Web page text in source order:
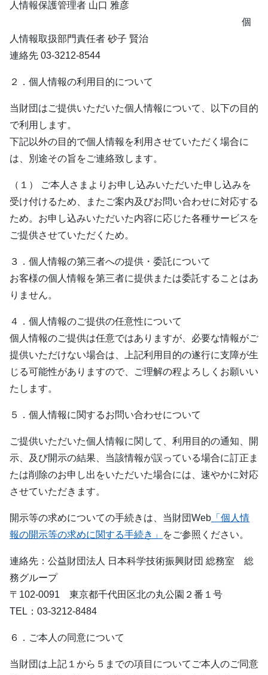
人情報保護管理者 山口 雅彦
個
人情報取扱部門責任者 砂子 賢治
連絡先 03-3212-8544
２．個人情報の利用目的について
当財団はご提供いただいた個人情報について、以下の目的
で利用します。
下記以外の目的で個人情報を利用させていただく場合に
は、別途その旨をご連絡致します。
（１） ご本人さまよりお申し込みいただいた申し込みを
受け付けるため、またご案内及びお問い合わせに対応する
ため。お申し込みいただいた内容に応じた各種サービスを
ご提供させていただくため。
３．個人情報の第三者への提供・委託について
お客様の個人情報を第三者に提供または委託することはあ
りません。
４．個人情報のご提供の任意性について
個人情報のご提供は任意ではありますが、必要な情報がご
提供いただけない場合は、上記利用目的の遂行に支障が生
じる可能性がありますので、ご理解の程よろしくお願いい
たします。
５．個人情報に関するお問い合わせについて
ご提供いただいた個人情報に関して、利用目的の通知、開
示、及び開示の結果、当該情報が誤っている場合に訂正ま
たは削除のお申し出をいただいた場合には、速やかに対応
させていただきます。
開示等の求めについての手続きは、当財団Web 「個人情
報の開示等の求めに関する手続き」
をご参照ください。
連絡先：公益財団法人 日本科学技術振興財団 総務室 総
務グループ
〒102-0091 東京都千代田区北の丸公園２番１号
TEL：03-3212-8484
６．ご本人の同意について
当財団は上記１から５までの項目についてご本人のご同意